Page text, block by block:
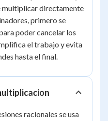
multiplicar directamente
primero se
poder cancelar los
el trabajo y evita
hasta el final.
racionales se usa